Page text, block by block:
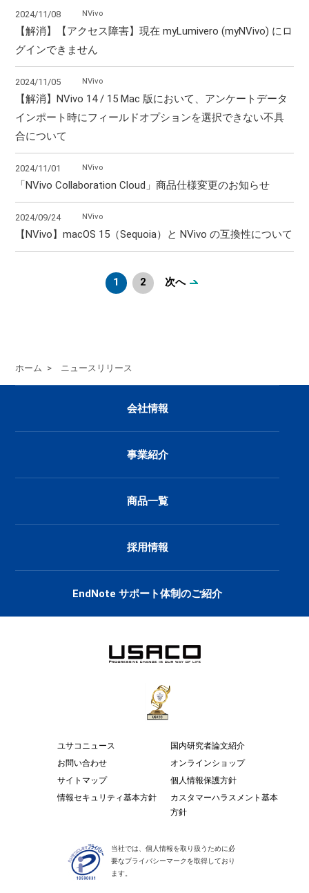
2024/11/08 NVivo
【解消】【アクセス障害】現在 myLumivero (myNVivo) にロ
グインできません
2024/11/05 NVivo
【解消】NVivo 14 / 15 Mac 版において、アンケートデータ
インポート時にフィールドオプションを選択できない不具
合について
2024/11/01 NVivo
「NVivo Collaboration Cloud」商品仕様変更のお知らせ
2024/09/24 NVivo
【NVivo】macOS 15（Sequoia）と NVivo の互換性について
1 2 次へ
ホーム > ニュースリリース
会社情報
事業紹介
商品一覧
採用情報
EndNote サポート体制のご紹介
ユサコニュース
国内研究者論文紹介
お問い合わせ
オンラインショップ
サイトマップ
個人情報保護方針
情報セキュリティ基本方針
カスタマーハラスメント基本
方針
当社では、個人情報を取り扱うために必
要なプライバシーマークを取得しており
ます。